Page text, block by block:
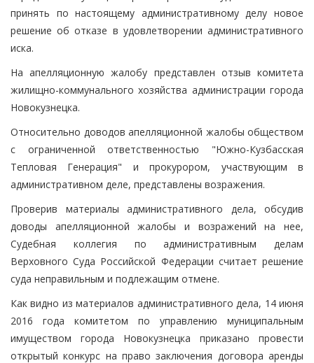
принять по настоящему административному делу новое
решение об отказе в удовлетворении административного
иска.
На апелляционную жалобу представлен отзыв комитета
жилищно-коммунального хозяйства администрации города
Новокузнецка.
Относительно доводов апелляционной жалобы обществом
с ограниченной ответственностью "Южно-Кузбасская
Тепловая Генерация" и прокурором, участвующим в
административном деле, представлены возражения.
Проверив материалы административного дела, обсудив
доводы апелляционной жалобы и возражений на нее,
Судебная коллегия по административным делам
Верховного Суда Российской Федерации считает решение
суда неправильным и подлежащим отмене.
Как видно из материалов административного дела, 14 июня
2016 года комитетом по управлению муниципальным
имуществом города Новокузнецка приказано провести
открытый конкурс на право заключения договора аренды